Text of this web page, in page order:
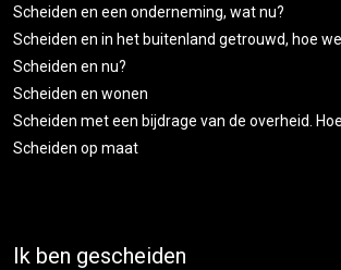
Scheiden en een onderneming, wat nu?
Scheiden en in het buitenland getrouwd, hoe
Scheiden en nu?
Scheiden en wonen
Scheiden met een bijdrage van de overheid.
Scheiden op maat
Ik ben gescheiden